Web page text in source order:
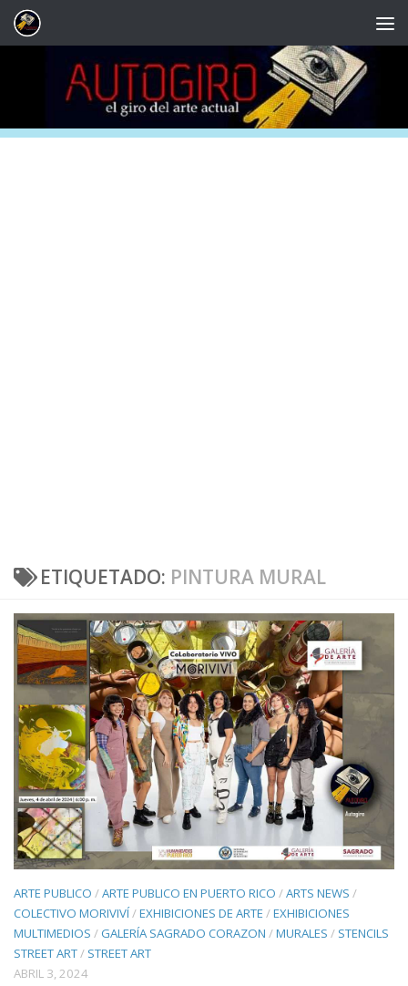
Saltar al contenido
ETIQUETADO: PINTURA MURAL
ARTE PUBLICO /ARTE PUBLICO EN PUERTO RICO /ARTS NEWS /
COLECTIVO MORIVIVÍ/EXHIBICIONES DE ARTE /EXHIBICIONES
MULTIMEDIOS / GALERÍA SAGRADO CORAZON /MURALES / STENCILS
STREET ART/ STREET ART
ABRIL 3, 2024